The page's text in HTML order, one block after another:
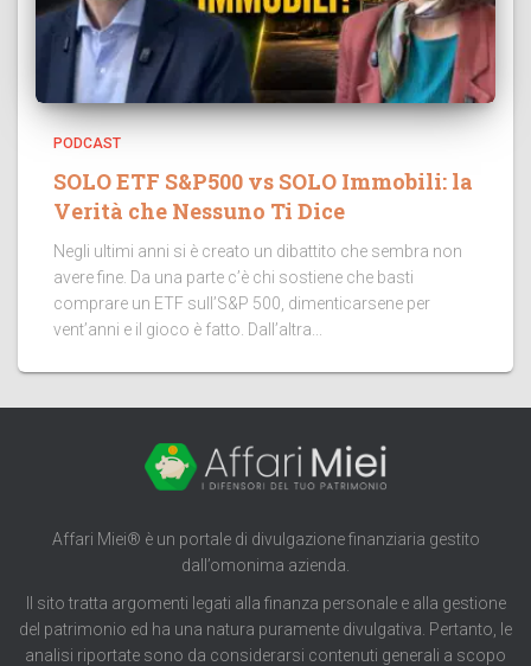
PODCAST
SOLO ETF S&P500 vs SOLO Immobili: la
Verità che Nessuno Ti Dice
Negli ultimi anni si è creato un dibattito che sembra non
avere fine. Da una parte c’è chi sostiene che basti
comprare un ETF sull’S&P 500, dimenticarsene per
vent’anni e il gioco è fatto. Dall’altra...
Affari Miei® è un portale di divulgazione finanziaria gestito
dall’omonima azienda.
Il sito tratta argomenti legati alla finanza personale e alla gestione
del patrimonio ed ha una natura puramente divulgativa. Pertanto, le
analisi riportate sono da considerarsi contenuti generali a scopo